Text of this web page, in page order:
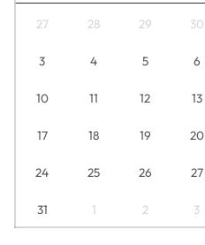
27 28 29 30
3 4 5 6
10 11 12 13
17 18 19 20
24 25 26 27
31 1 2 3